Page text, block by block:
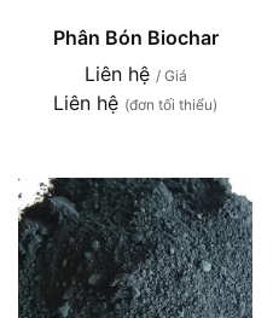
Phân Bón Biochar
Liên hệ / Giá
Liên hệ (đơn tối thiểu)